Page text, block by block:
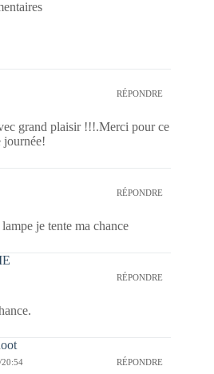
RÉPONDRE
grand plaisir !!!.Merci pour ce
journée!
RÉPONDRE
je tente ma chance
RÉPONDRE
20:54 RÉPONDRE